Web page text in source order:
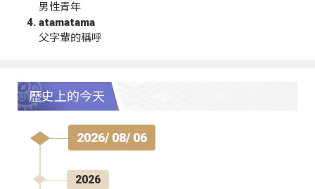
男性青年
atamatama
父字輩的稱呼
歷史上的今天
2026/ 08/ 06
2026